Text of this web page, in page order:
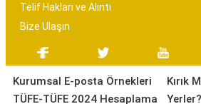
Telif Hakları ve Alıntı
Bize Ulaşın
Kurumsal E-posta Örnekleri
TÜFE-TÜFE 2024 Hesaplama
Kırık
Yerler?